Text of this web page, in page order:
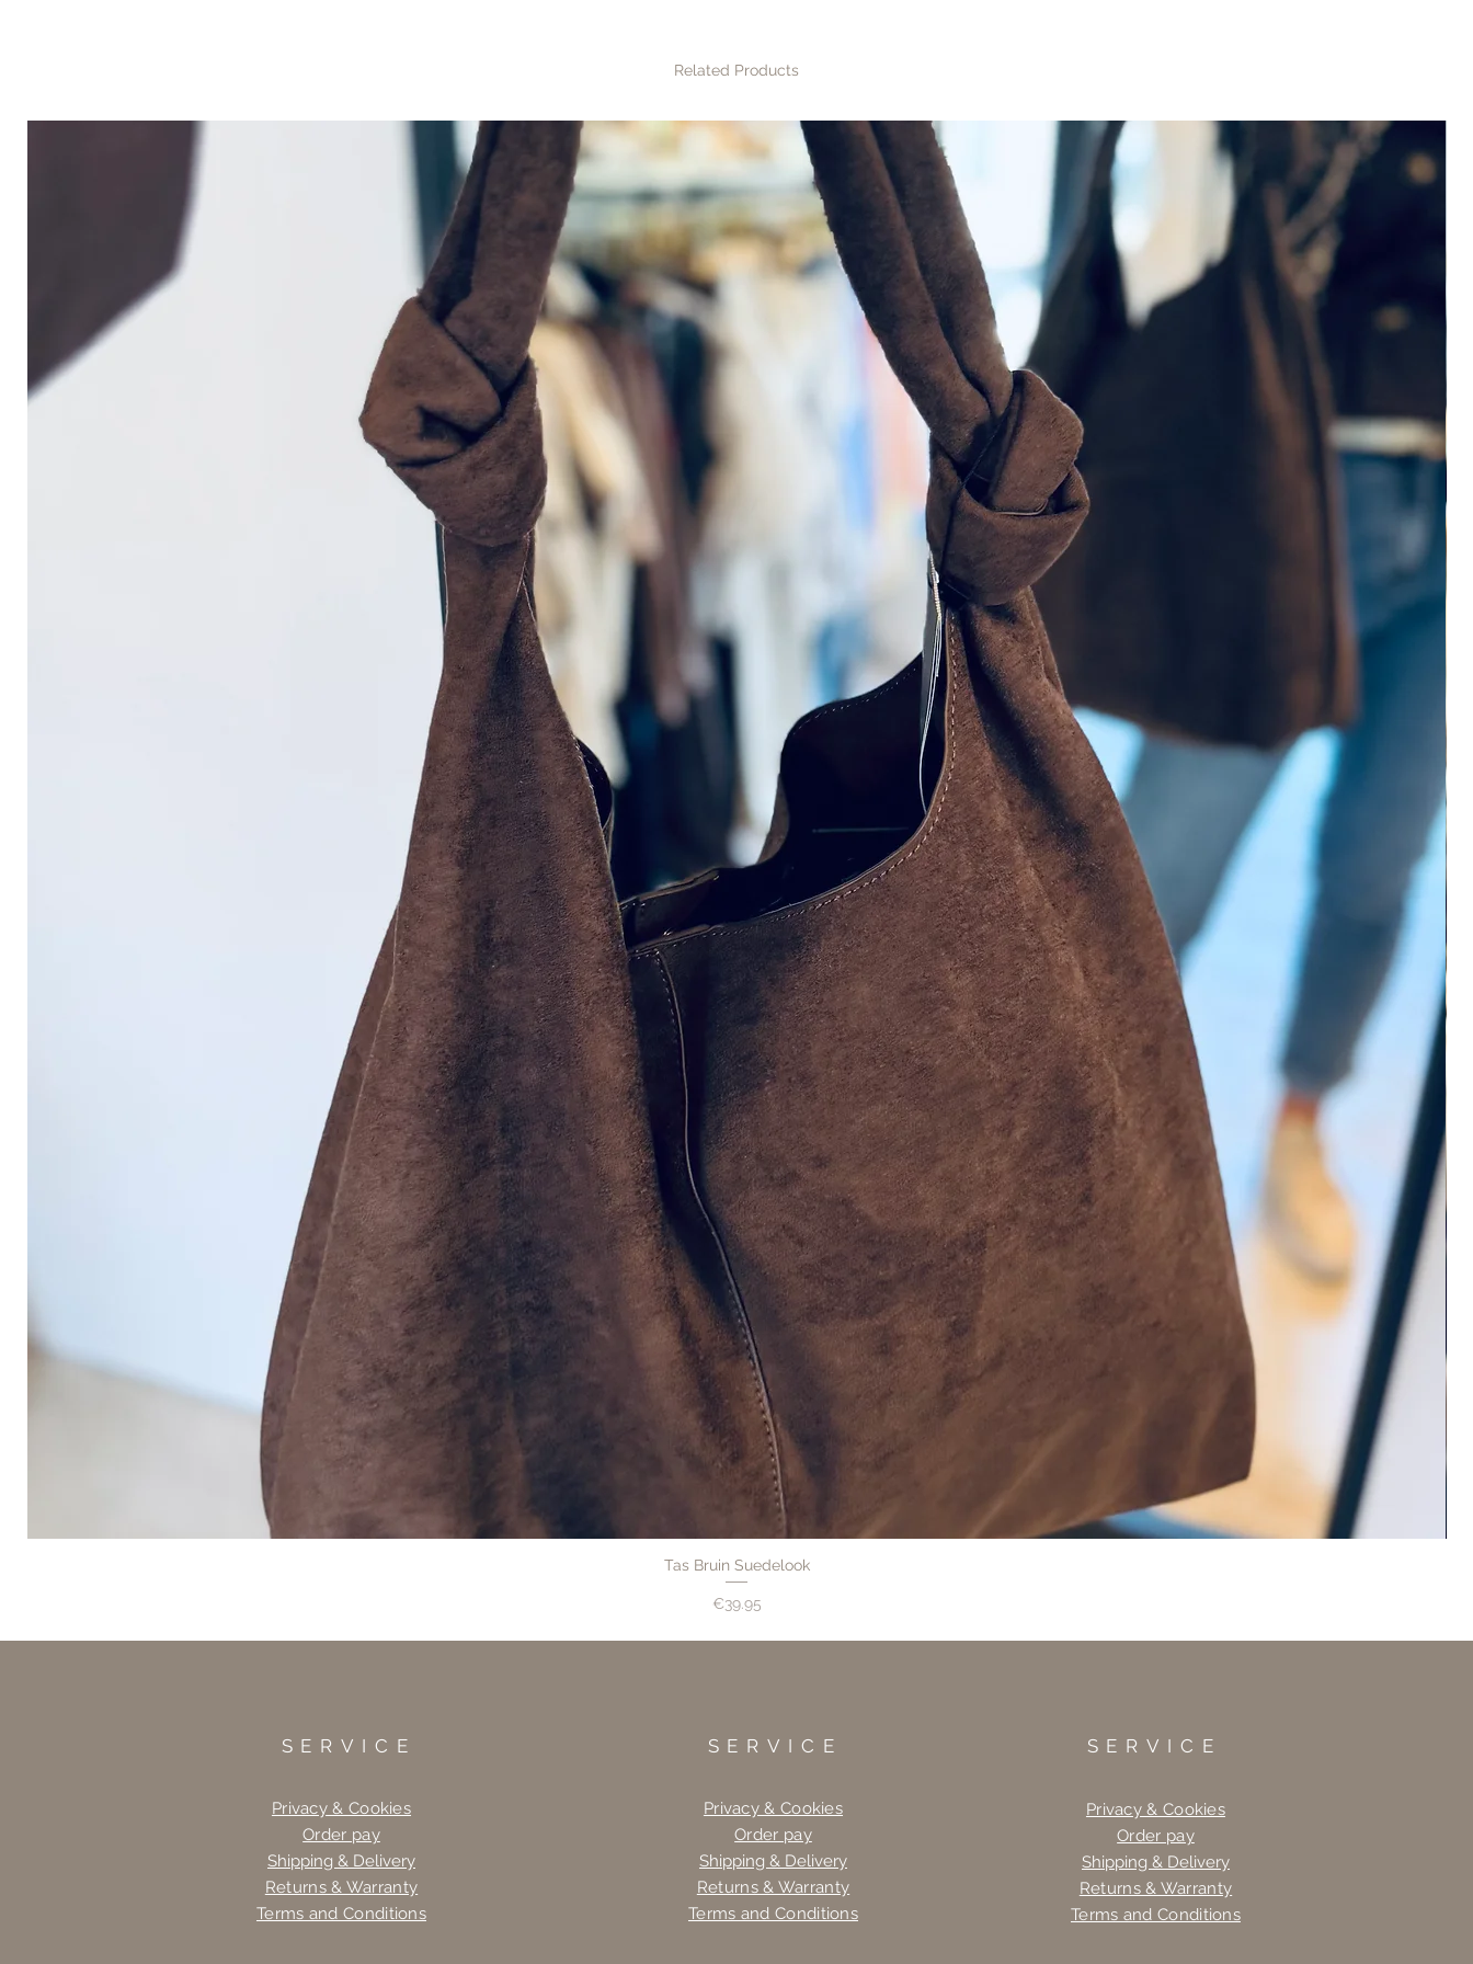
Ophalen
Tijdens openingstijden is dit mogelijk in de
boutique. Liever op een ander moment? Neem
dan contact op voor het maken van een
afspraak.
Retourneren
Is het item niet naar wens? Je kunt
jouw bestelling binnen 14 dagen na ontvangst
omruilen of retourneren. De retourkosten zijn
voor eigen rekening. Voor meer informatie ga
naar retourneren & garantie.
Related Products
Tas Bruin Suedelook
Price
€39.95
SERVICE
Privacy & Cookies
Order pay
Shipping & Delivery
Returns & Warranty
Terms and Conditions
SERVICE
Privacy & Cookies
Order pay
Shipping & Delivery
Returns & Warranty
Terms and Conditions
SERVICE
Privacy & Cookies
Order pay
Shipping & Delivery
Returns & Warranty
Terms and Conditions